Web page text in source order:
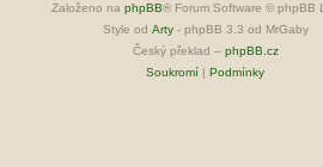
Založeno naphpBB® Forum Software © phpBB
Style od Arty- phpBB 3.3 od MrGaby
Český překlad – phpBB.cz
Soukromí
Podmínky